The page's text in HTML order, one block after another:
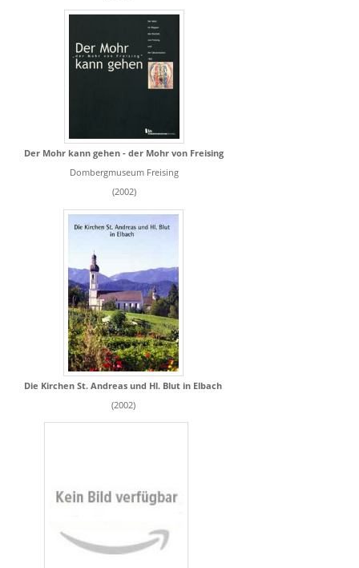
Der Mohr kann gehen - der Mohr von Freising
Dombergmuseum Freising
(2002)
Die Kirchen St. Andreas und Hl. Blut in Elbach
(2002)